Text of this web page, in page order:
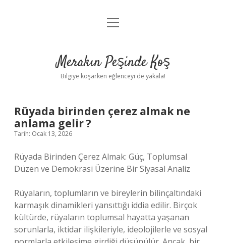
Anasayfa
Yasal Uyarı
menüyü
Merakın Peşinde Koş
Bilgiye koşarken eğlenceyi de yakala!
Rüyada birinden çerez almak ne
anlama gelir ?
Tarih: Ocak 13, 2026
Rüyada Birinden Çerez Almak: Güç, Toplumsal
Düzen ve Demokrasi Üzerine Bir Siyasal Analiz
Rüyaların, toplumların ve bireylerin bilinçaltındaki
karmaşık dinamikleri yansıttığı iddia edilir. Birçok
kültürde, rüyaların toplumsal hayatta yaşanan
sorunlarla, iktidar ilişkileriyle, ideolojilerle ve sosyal